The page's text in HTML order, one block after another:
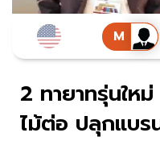
2 ทายาทรุ่นให
ไม้ต่อ ปลุกแบ